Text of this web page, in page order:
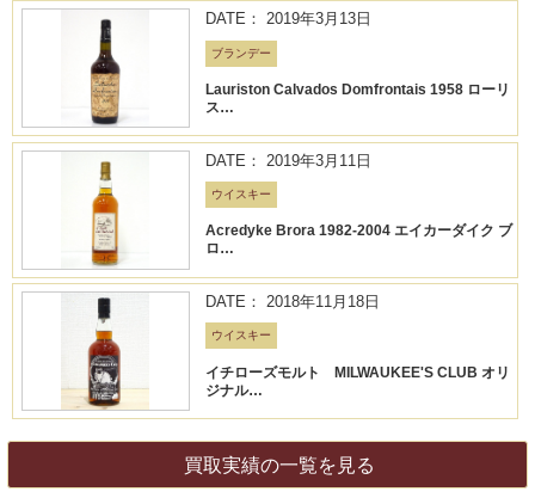
DATE： 2019年3月13日
ブランデー
Lauriston Calvados Domfrontais 1958 ローリ
ス…
DATE： 2019年3月11日
ウイスキー
Acredyke Brora 1982-2004 エイカーダイク ブ
ロ…
DATE： 2018年11月18日
ウイスキー
イチローズモルト MILWAUKEE'S CLUB オリ
ジナル…
買取実績の一覧を見る